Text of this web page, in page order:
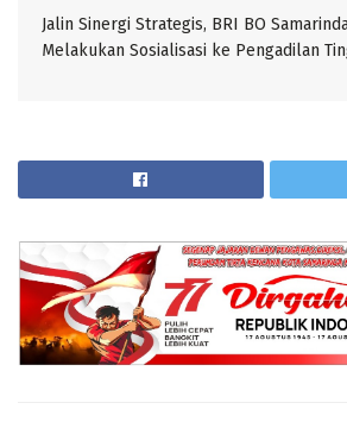
Jalin Sinergi Strategis, BRI BO
Melakukan Sosialisasi ke Pengadilan